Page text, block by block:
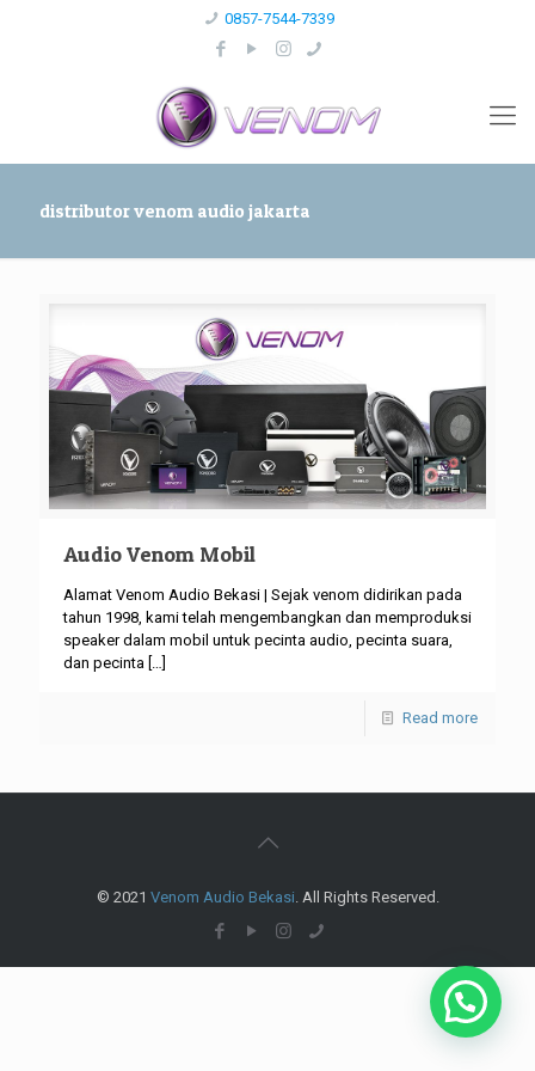
0857-7544-7339
distributor venom audio jakarta
Audio Venom Mobil
Alamat Venom Audio Bekasi | Sejak venom didirikan pada
tahun 1998, kami telah mengembangkan dan memproduksi
speaker dalam mobil untuk pecinta audio, pecinta suara,
dan pecinta
Read more
© 2021 Venom Audio Bekasi . All Rights Reserved.